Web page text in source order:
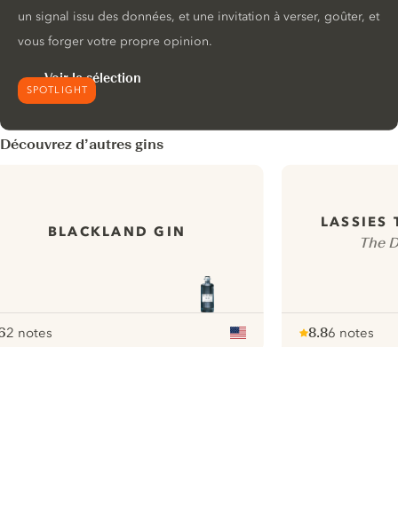
SPOTLIGHT
un signal issu des données, et une invitation à verser, goûter, et
vous forger votre propre opinion.
Voir la sélection
Découvrez d’autres gins
BLACKLAND GIN
2 notes
LASSIES
The
8.86 notes